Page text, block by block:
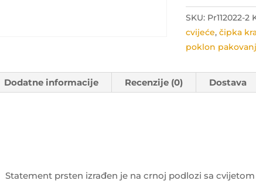
kraljice
Ane"
količina
SKU: Pr112022-2
cvijeće,čipka
poklon
Dodatne informacije Recenzije (0) Dostava
Statement prsten izrađen je na crnoj podlozi sa